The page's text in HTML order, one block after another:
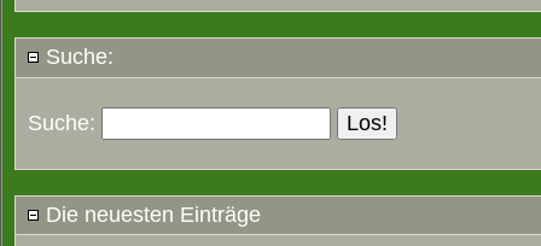
Suche:
Suche:
Die neuesten Einträge